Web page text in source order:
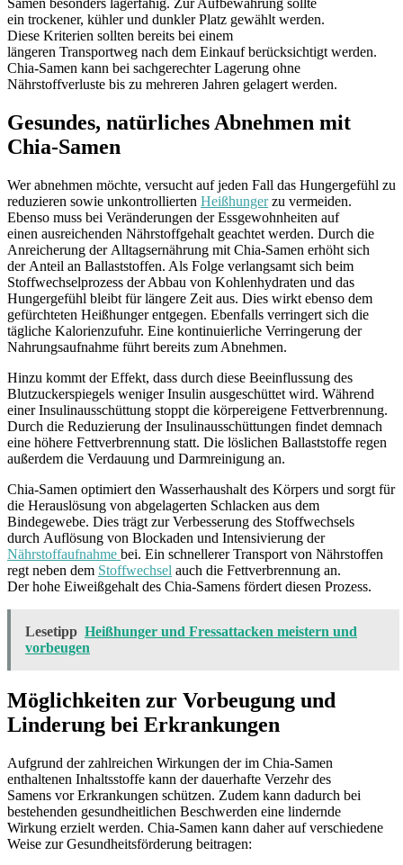
Samen besonders lagerfähig. Zur Aufbewahrung sollte
ein trockener, kühler und dunkler Platz gewählt werden.
Diese Kriterien sollten bereits bei einem
längeren Transportweg nach dem Einkauf berücksichtigt werden.
Chia-Samen kann bei sachgerechter Lagerung ohne
Nährstoffverluste bis zu mehreren Jahren gelagert werden.
Gesundes, natürliches Abnehmen mit
Chia-Samen
Wer abnehmen möchte, versucht auf jeden Fall das Hungergefühl zu
reduzieren sowie unkontrollierten Heißhungerzu vermeiden.
Ebenso muss bei Veränderungen der Essgewohnheiten auf
einen ausreichenden Nährstoffgehalt geachtet werden. Durch die
Anreicherung der Alltagsernährung mit Chia-Samen erhöht sich
der Anteil an Ballaststoffen. Als Folge verlangsamt sich beim
Stoffwechselprozess der Abbau von Kohlenhydraten und das
Hungergefühl bleibt für längere Zeit aus. Dies wirkt ebenso dem
gefürchteten Heißhunger entgegen. Ebenfalls verringert sich die
tägliche Kalorienzufuhr. Eine kontinuierliche Verringerung der
Nahrungsaufnahme führt bereits zum Abnehmen.
Hinzu kommt der Effekt, dass durch diese Beeinflussung des
Blutzuckerspiegels weniger Insulin ausgeschüttet wird. Während
einer Insulinausschüttung stoppt die körpereigene Fettverbrennung.
Durch die Reduzierung der Insulinausschüttungen findet demnach
eine höhere Fettverbrennung statt. Die löslichen Ballaststoffe regen
außerdem die Verdauung und Darmreinigung an.
Chia-Samen optimiert den Wasserhaushalt des Körpers und sorgt für
die Herauslösung von abgelagerten Schlacken aus dem
Bindegewebe. Dies trägt zur Verbesserung des Stoffwechsels
durch Auflösung von Blockaden und Intensivierung der
Nährstoffaufnahme bei. Ein schnellerer Transport von Nährstoffen
regt neben dem Stoffwechsel auch die Fettverbrennung an.
Der hohe Eiweißgehalt des Chia-Samens fördert diesen Prozess.
Lesetipp Heißhunger und Fressattacken meistern und
vorbeugen
Möglichkeiten zur Vorbeugung und
Linderung bei Erkrankungen
Aufgrund der zahlreichen Wirkungen der im Chia-Samen
enthaltenen Inhaltsstoffe kann der dauerhafte Verzehr des
Samens vor Erkrankungen schützen. Zudem kann dadurch bei
bestehenden gesundheitlichen Beschwerden eine lindernde
Wirkung erzielt werden. Chia-Samen kann daher auf verschiedene
Weise zur Gesundheitsförderung beitragen: